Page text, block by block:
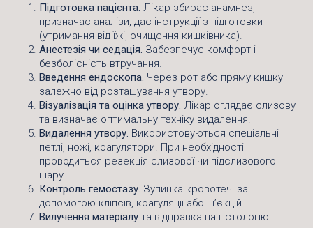
Підготовка пацієнта. Лікар збирає анамнез,
призначає аналізи, дає інструкції з підготовки
(утримання від їжі, очищення кишківника).
Анестезія чи седація. Забезпечує комфорт і
безболісність втручання.
Введення ендоскопа. Через рот або пряму кишку
залежно від розташування утвору.
Візуалізація та оцінка утвору. Лікар оглядає слизову
та визначає оптимальну техніку видалення.
Видалення утвору. Використовуються спеціальні
петлі, ножі, коагулятори. При необхідності
проводиться резекція слизової чи підслизового
шару.
Контроль гемостазу. Зупинка кровотечі за
допомогою кліпсів, коагуляції або ін’єкцій.
Вилучення матеріалу та відправка на гістологію.